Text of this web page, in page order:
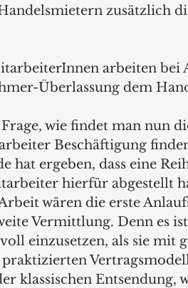
zusätzlich
arbeiten bei
Überlassung dem
wie findet man nun
Beschäftigung
hat ergeben, dass eine
hierfür abgestellt
wären die erste
Vermittlung. Denn es
einzusetzen, als sie mit
klassischen Entsendung,